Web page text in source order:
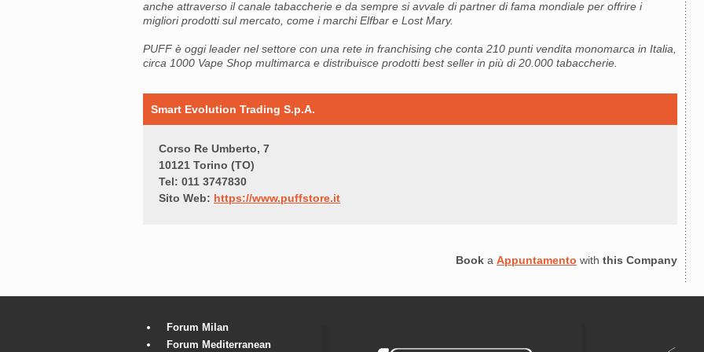
anche attraverso il canale tabaccherie e da sempre si avvale di partner di fama mondiale per offrire i
migliori prodotti sul mercato, come i marchi Elfbar e Lost Mary.
PUFF è oggi leader nel settore con una rete in franchising che conta 210 punti vendita monomarca in Italia,
circa 1000 Vape Shop multimarca e distribuisce prodotti best seller in più di 20.000 tabaccherie.
Smart Evolution Trading S.p.A.
Corso Re Umberto, 7
10121 Torino (TO)
Tel: 011 3747830
Sito Web: https://www.puffstore.it
Book a Appuntamento with this Company
Forum Milan
Forum Mediterranean